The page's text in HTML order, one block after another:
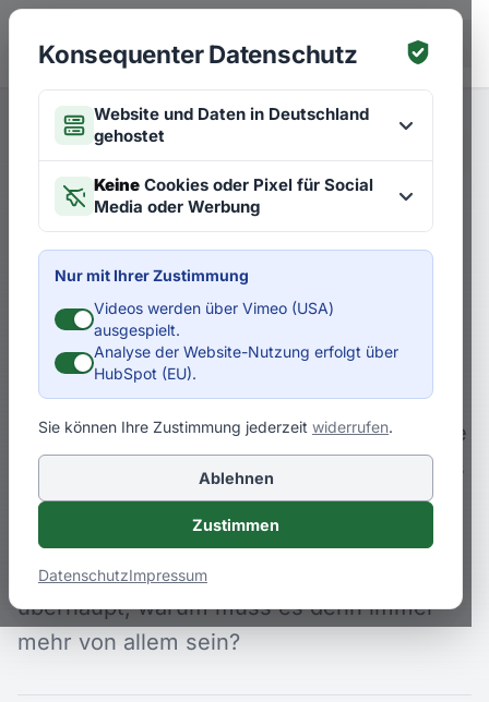
Zum Hauptinhalt springen
EN
Sichern Sie Ihre Existenz – in
Zukunftsmärkten
Dr. Pero Mićić
Milliardenmärkte, Zukunftsmärkte,
Wachstumsmärkte. Manchen klingen diese
Wörter wie aus einer vergangenen Zeit. Es
weiß doch schließlich jeder, dass
Wachstum Teufelszeug ist und dass es
bald keines mehr geben wird. Und
überhaupt, warum muss es denn immer
mehr von allem sein?
Konsequenter Datenschutz
Website und Daten in Deutschland
gehostet
Keine Cookies oder Pixel für Social
Media oder Werbung
Nur mit Ihrer Zustimmung
Videos werden über Vimeo (USA)
ausgespielt.
Analyse der Website-Nutzung erfolgt über
HubSpot (EU).
Sie können Ihre Zustimmung jederzeit widerrufen.
Ablehnen
Zustimmen
DatenschutzImpressum